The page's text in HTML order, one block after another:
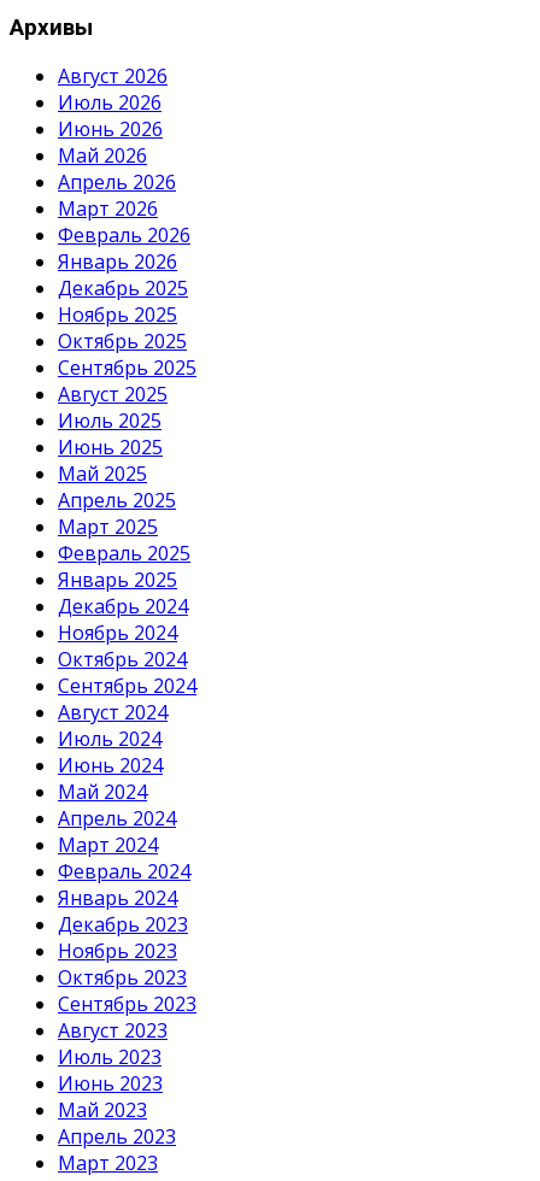
Архивы
Август 2026
Июль 2026
Июнь 2026
Май 2026
Апрель 2026
Март 2026
Февраль 2026
Январь 2026
Декабрь 2025
Ноябрь 2025
Октябрь 2025
Сентябрь 2025
Август 2025
Июль 2025
Июнь 2025
Май 2025
Апрель 2025
Март 2025
Февраль 2025
Январь 2025
Декабрь 2024
Ноябрь 2024
Октябрь 2024
Сентябрь 2024
Август 2024
Июль 2024
Июнь 2024
Май 2024
Апрель 2024
Март 2024
Февраль 2024
Январь 2024
Декабрь 2023
Ноябрь 2023
Октябрь 2023
Сентябрь 2023
Август 2023
Июль 2023
Июнь 2023
Май 2023
Апрель 2023
Март 2023